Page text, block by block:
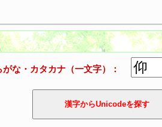
がな・カタカナ（一文字）：